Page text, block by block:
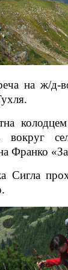
на ж/д-
вокруг
Франко
Сигла